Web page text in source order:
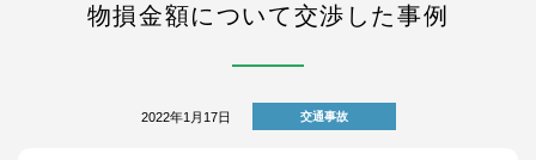
物損金額について交渉した事例
2022年1月17日 交通事故